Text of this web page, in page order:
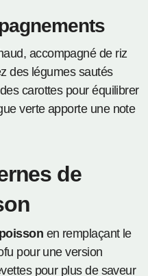
accompagné de riz
des légumes sautés
carottes pour équilibrer
verte apporte une note
de
en remplaçant le
pour une version
pour plus de saveur